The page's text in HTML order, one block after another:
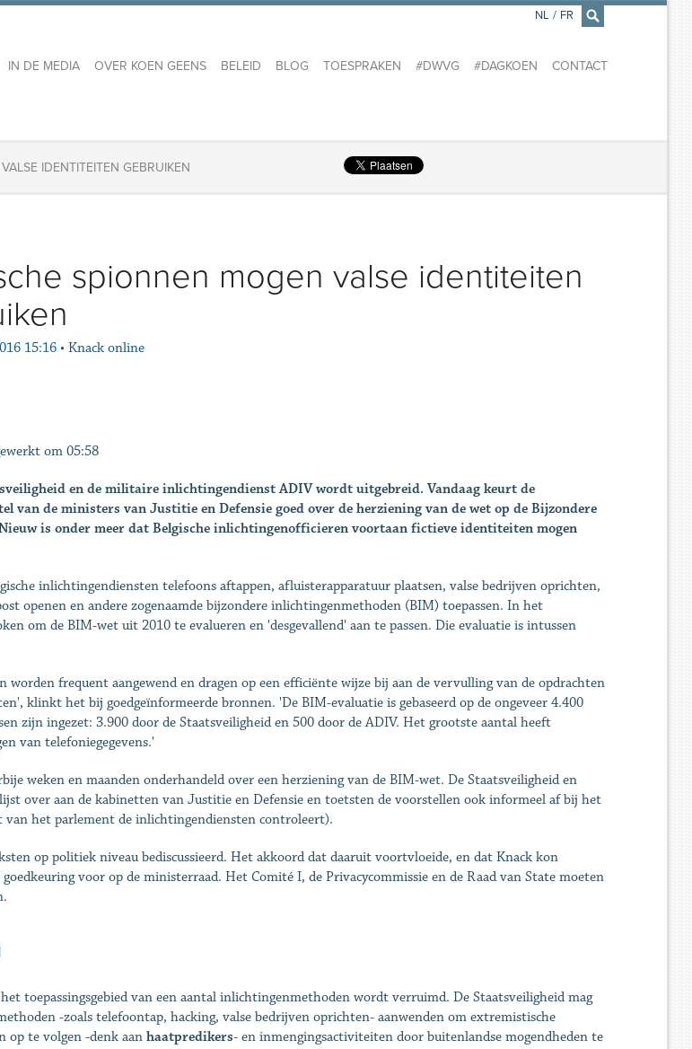
×
IN DE MEDIA OVER KOEN GEENS BELEID BLOG TOESPRAKEN #DWVG #DAGKOEN CONTACT
NL / FR
IDENTITEITEN GEBRUIKEN
spionnen mogen valse identiteiten
15:16 • Knack online
om 05:58
en de militaire inlichtingendienst ADIV wordt uitgebreid. Vandaag keurt de
van de ministers van Justitie en Defensie goed over de herziening van de wet op de Bijzondere
is onder meer dat Belgische inlichtingenofficieren voortaan fictieve identiteiten mogen
inlichtingendiensten telefoons aftappen, afluisterapparatuur plaatsen, valse bedrijven oprichten,
openen en andere zogenaamde bijzondere inlichtingenmethoden (BIM) toepassen. In het
om de BIM-wet uit 2010 te evalueren en 'desgevallend' aan te passen. Die evaluatie is intussen
worden frequent aangewend en dragen op een efficiënte wijze bij aan de vervulling van de opdrachten
klinkt het bij goedgeïnformeerde bronnen. 'De BIM-evaluatie is gebaseerd op de ongeveer 4.400
zijn ingezet: 3.900 door de Staatsveiligheid en 500 door de ADIV. Het grootste aantal heeft
van telefoniegegevens.'
weken en maanden onderhandeld over een herziening van de BIM-wet. De Staatsveiligheid en
over aan de kabinetten van Justitie en Defensie en toetsten de voorstellen ook informeel af bij het
van het parlement de inlichtingendiensten controleert).
op politiek niveau bediscussieerd. Het akkoord dat daaruit voortvloeide, en dat Knack kon
voor op de ministerraad. Het Comité I, de Privacycommissie en de Raad van State moeten
toepassingsgebied van een aantal inlichtingenmethoden wordt verruimd. De Staatsveiligheid mag
-zoals telefoontap, hacking, valse bedrijven oprichten- aanwenden om extremistische
op te volgen -denk aan haatpredikers- en inmengingsactiviteiten door buitenlandse mogendheden te